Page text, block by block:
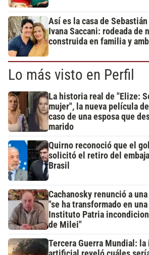
Así es la casa de
Ivana Saccani: rodeada de
construida en familia y
Lo más visto en Perfil
La historia real de "Elize:
mujer", la nueva película
caso de una esposa que
marido
Quirno reconoció que el
solicitó el retiro del
Brasil
Cachanosky renunció a
"se ha transformado en
Instituto Patria
de Milei"
Tercera Guerra Mundial: